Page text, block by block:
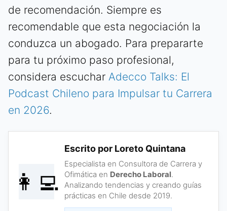
de recomendación. Siempre es
recomendable que esta negociación la
conduzca un abogado. Para prepararte
para tu próximo paso profesional,
considera escuchar Adecco Talks: El
Podcast Chileno para Impulsar tu Carrera
en 2026.
👩‍💻
Escrito por Loreto Quintana
Especialista en Consultora de Carrera y
Ofimática en Derecho Laboral.
Analizando tendencias y creando guías
prácticas en Chile desde 2019.